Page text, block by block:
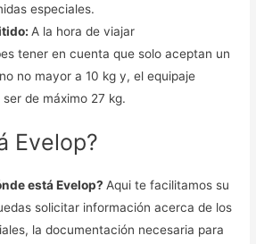
especiales.
A la hora de viajar
tener en cuenta que solo aceptan un
no mayor a 10 kg y, el equipaje
de máximo 27 kg.
Evelop?
está Evelop?Aqui te facilitamos su
solicitar información acerca de los
la documentación necesaria para